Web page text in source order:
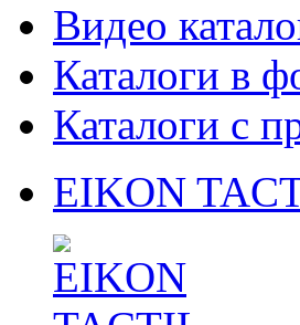
Видео
Каталоги в
Каталоги с
EIKON